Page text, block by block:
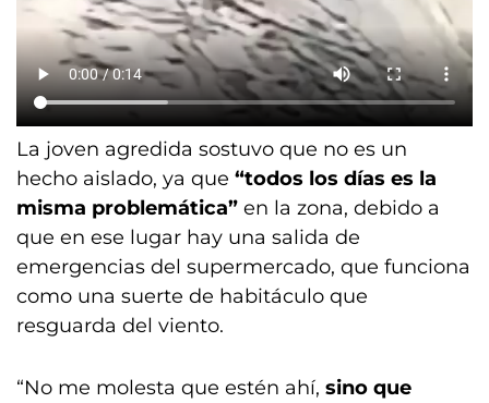
La joven agredida sostuvo que no es un
hecho aislado, ya que “todos los días es la
misma problemática” en la zona, debido a
que en ese lugar hay una salida de
emergencias del supermercado, que funciona
como una suerte de habitáculo que
resguarda del viento.
“No me molesta que estén ahí, sino que